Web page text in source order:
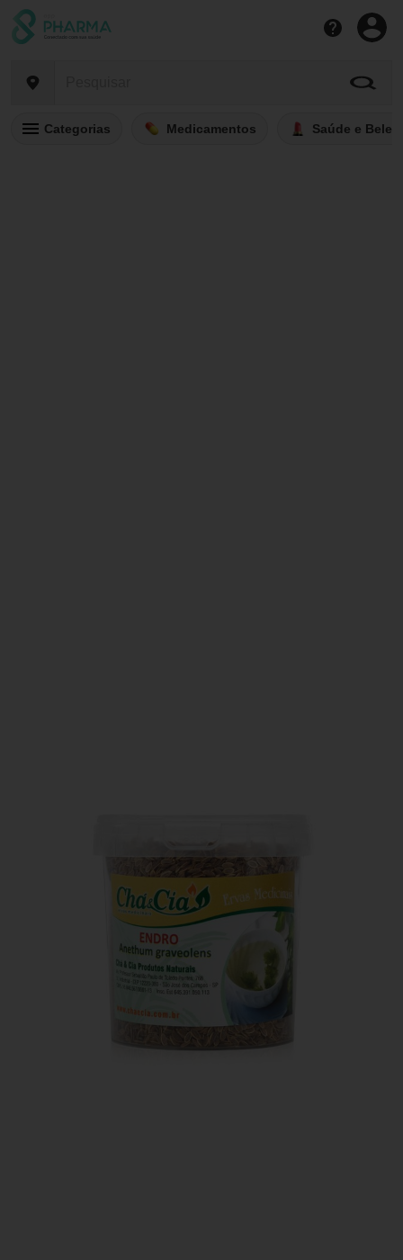
Categorias Medicamentos Saúde e